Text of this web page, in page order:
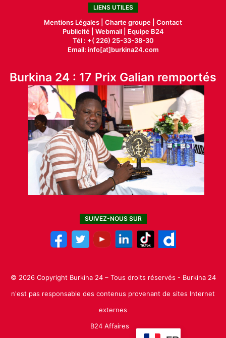
LIENS UTILES
Mentions Légales | Charte groupe | Contact
Publicité| Webmail |
Equipe B24
Tél : +( 226) 25-33-38-30
Email: info[at]burkina24.com
Burkina 24 : 17 Prix Galian remportés
SUIVEZ-NOUS SUR
© 2026 Copyright Burkina 24 – Tous droits réservés - Burkina 24
n'est pas responsable des contenus provenant de sites Internet
externes
B24 Affaires